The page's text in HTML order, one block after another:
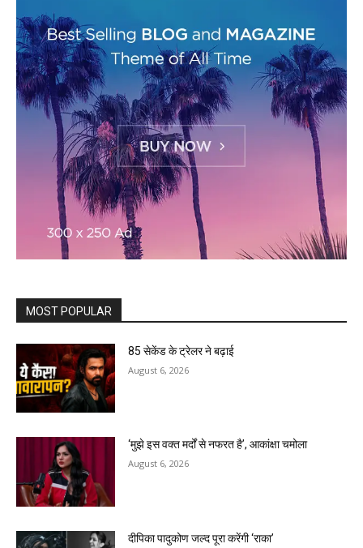
MOST POPULAR
85 सेकेंड के ट्रेलर ने बढ़ाई
August 6, 2026
‘मुझे इस वक्त मर्दों से नफरत है’, आकांक्षा चमोला
August 6, 2026
दीपिका पादुकोण जल्द पूरा करेंगी ‘राका’